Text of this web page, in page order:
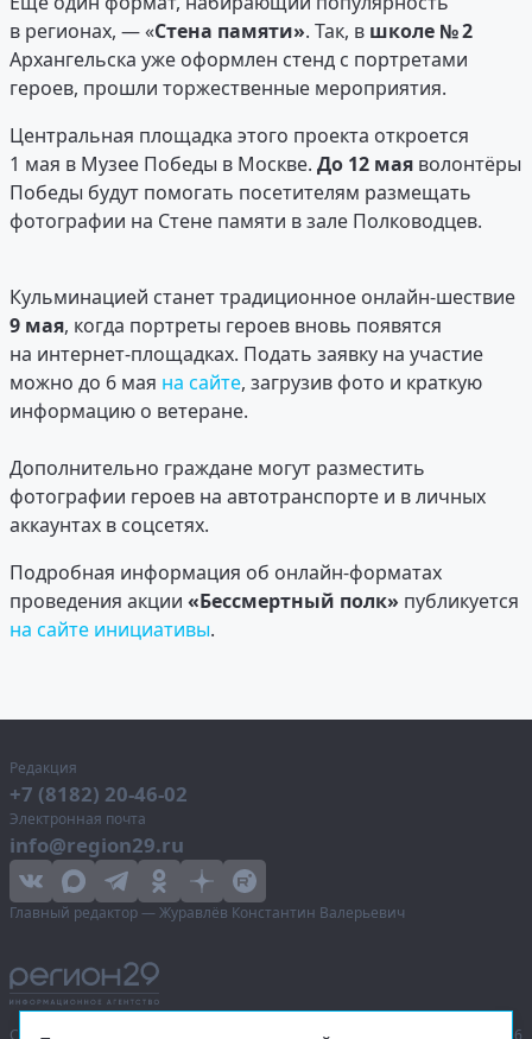
в регионах, — «Стена памяти». Так, в школе № 2
Архангельска уже оформлен стенд с портретами
героев, прошли торжественные мероприятия.
Центральная площадка этого проекта откроется
1 мая в Музее Победы в Москве. До 12 мая волонтёры
Победы будут помогать посетителям размещать
фотографии на Стене памяти в зале Полководцев.
Кульминацией станет традиционное онлайн-шествие
9 мая, когда портреты героев вновь появятся
на интернет-площадках. Подать заявку на участие
можно до 6 мая на сайте, загрузив фото и краткую
информацию о ветеране.
Дополнительно граждане могут разместить
фотографии героев на автотранспорте и в личных
аккаунтах в соцсетях.
Подробная информация об онлайн-форматах
проведения акции «Бессмертный полк» публикуется
на сайте инициативы.
Редакция
+7 (8182) 20-46-02
Электронная почта
info@region29.ru
Главный редактор — Журавлёв Константин Валерьевич